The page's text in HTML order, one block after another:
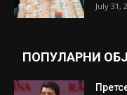
July 31,
ПОПУЛАРНИ